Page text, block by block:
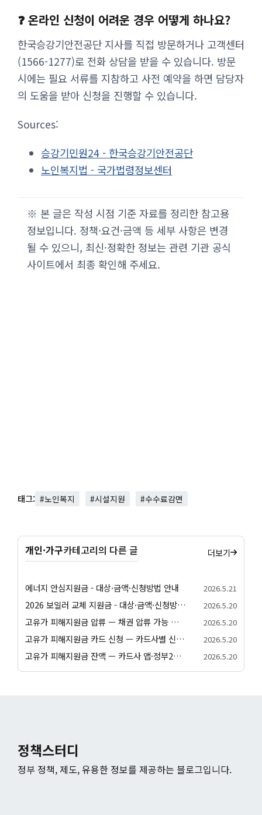
❓ 온라인 신청이 어려운 경우 어떻게 하나요?
한국승강기안전공단 지사를 직접 방문하거나 고객센터
(1566-1277)로 전화 상담을 받을 수 있습니다. 방문
시에는 필요 서류를 지참하고 사전 예약을 하면 담당자
의 도움을 받아 신청을 진행할 수 있습니다.
Sources:
승강기민원24 - 한국승강기안전공단
노인복지법 - 국가법령정보센터
※ 본 글은 작성 시점 기준 자료를 정리한 참고용
정보입니다. 정책·요건·금액 등 세부 사항은 변경
될 수 있으니, 최신·정확한 정보는 관련 기관 공식
사이트에서 최종 확인해 주세요.
태그: #노인복지 #시설지원 #수수료감면
개인·가구카테고리의 다른 글 더보기
에너지 안심지원금 - 대상·금액·신청방법 안내 2026.5.21
2026 보일러 교체 지원금 - 대상·금액·신청방법 안내 2026.5.20
고유가 피해지원금 압류 — 채권 압류 가능 여부와 보호 절차 안내 2026.5.20
고유가 피해지원금 카드 신청 — 카드사별 신청 방법과 발급 절차 안내 2026.5.20
고유가 피해지원금 잔액 — 카드사 앱·정부24·앱별 잔액 조회 방법 2026.5.20
정책스터디
정부 정책, 제도, 유용한 정보를 제공하는 블로그입니다.